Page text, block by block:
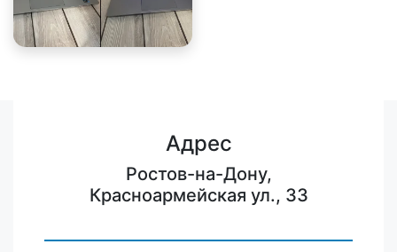
Адрес
Ростов-на-Дону,
Красноармейская ул., 33